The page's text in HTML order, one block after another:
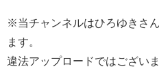
※当チャンネルはひろゆきさ
ます。
違法アップロードではございま